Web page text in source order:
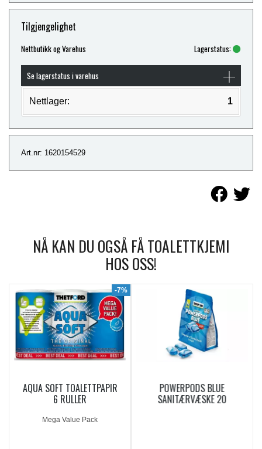
Tilgjengelighet
Nettbutikk og Varehus Lagerstatus:
Se lagerstatus i varehus
Nettlager: 1
Art.nr: 1620154529
NÅ KAN DU OGSÅ FÅ TOALETTKJEMI
HOS OSS!
-7%
AQUA SOFT TOALETTPAPIR
6 RULLER
Mega Value Pack
POWERPODS BLUE
SANITÆRVÆSKE 20